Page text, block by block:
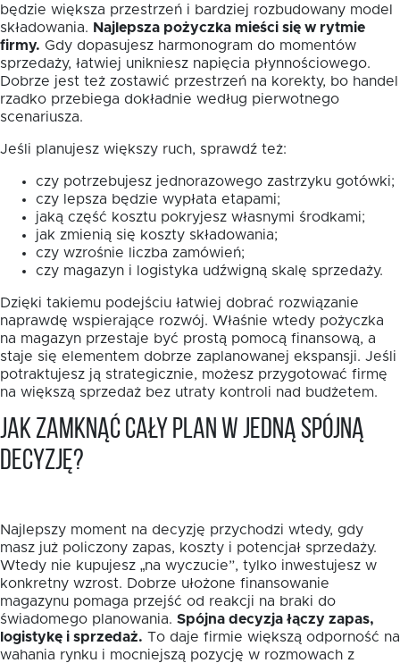
będzie większa przestrzeń i bardziej rozbudowany model
składowania. Najlepsza pożyczka mieści się w rytmie
firmy. Gdy dopasujesz harmonogram do momentów
sprzedaży, łatwiej unikniesz napięcia płynnościowego.
Dobrze jest też zostawić przestrzeń na korekty, bo handel
rzadko przebiega dokładnie według pierwotnego
scenariusza.
Jeśli planujesz większy ruch, sprawdź też:
czy potrzebujesz jednorazowego zastrzyku gotówki;
czy lepsza będzie wypłata etapami;
jaką część kosztu pokryjesz własnymi środkami;
jak zmienią się koszty składowania;
czy wzrośnie liczba zamówień;
czy magazyn i logistyka udźwigną skalę sprzedaży.
Dzięki takiemu podejściu łatwiej dobrać rozwiązanie
naprawdę wspierające rozwój. Właśnie wtedy pożyczka
na magazyn przestaje być prostą pomocą finansową, a
staje się elementem dobrze zaplanowanej ekspansji. Jeśli
potraktujesz ją strategicznie, możesz przygotować firmę
na większą sprzedaż bez utraty kontroli nad budżetem.
Jak zamknąć cały plan w jedną spójną
decyzję?
Najlepszy moment na decyzję przychodzi wtedy, gdy
masz już policzony zapas, koszty i potencjał sprzedaży.
Wtedy nie kupujesz „na wyczucie”, tylko inwestujesz w
konkretny wzrost. Dobrze ułożone finansowanie
magazynu pomaga przejść od reakcji na braki do
świadomego planowania. Spójna decyzja łączy zapas,
logistykę i sprzedaż. To daje firmie większą odporność na
wahania rynku i mocniejszą pozycję w rozmowach z